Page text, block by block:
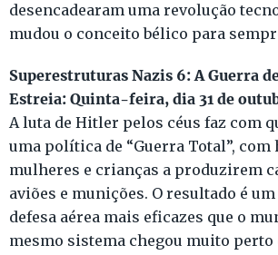
desencadearam uma revolução
mudou o conceito bélico para
Superestruturas Nazis 6: A Guerra
Estreia: Quinta-feira, dia 31 de
A luta de Hitler pelos céus faz com
uma política de “Guerra Total”, com
mulheres e crianças a produzirem
aviões e munições. O resultado é
defesa aérea mais eficazes que o
mesmo sistema chegou muito